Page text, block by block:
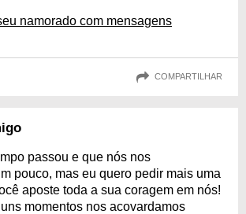
namorado com mensagens
COMPARTILHAR
passou e que nós nos
pouco, mas eu quero pedir mais uma
aposte toda a sua coragem em nós!
momentos nos acovardamos